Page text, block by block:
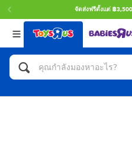
จัดส่งฟรีตั้งแต่ ฿
กลับ
หมวดหมู่
แอคชั่นฟิกเกอร์ และก
กลับ
แบรนด์
Toy Story ทอย สตอรี่
กลับ
Age
0~2 ปี